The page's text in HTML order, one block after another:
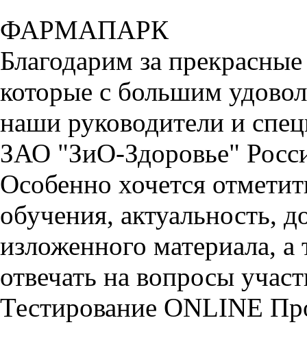
ФАРМАПАРК
Благодарим за
которые с большим
наши руководители и
ЗАО "ЗиО-Здоровье"
Особенно хочется
обучения, актуальность,
изложенного материала, а
отвечать на вопросы
Тестирование ONLINE